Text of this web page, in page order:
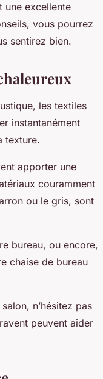
une excellente
vous pourrez
sentirez bien.
les textiles
instantanément
texture.
apporter une
couramment
ou le gris, sont
bureau, ou encore,
chaise de bureau
n’hésitez pas
peuvent aider